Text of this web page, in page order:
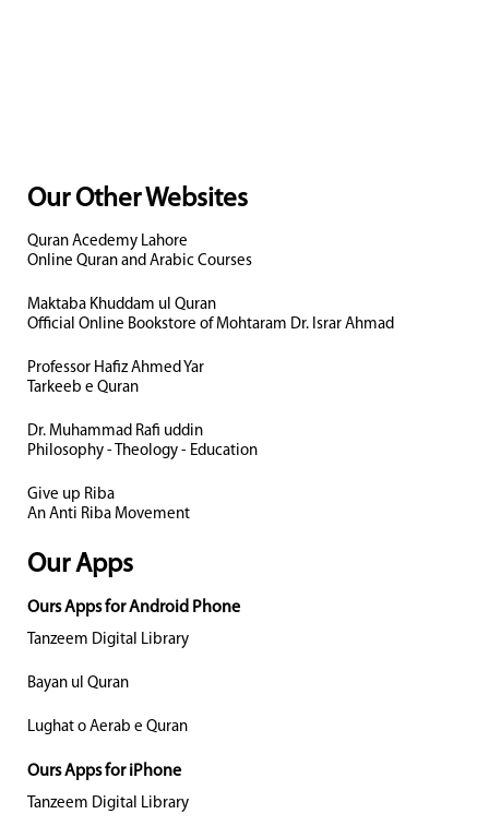
Our Other Websites
Quran Acedemy Lahore
Online Quran and Arabic Courses
Maktaba Khuddam ul Quran
Official Online Bookstore of Mohtaram Dr. Israr Ahmad
Professor Hafiz Ahmed Yar
Tarkeeb e Quran
Dr. Muhammad Rafi uddin
Philosophy - Theology - Education
Give up Riba
An Anti Riba Movement
Our Apps
Ours Apps for Android Phone
Tanzeem Digital Library
Bayan ul Quran
Lughat o Aerab e Quran
Ours Apps for iPhone
Tanzeem Digital Library